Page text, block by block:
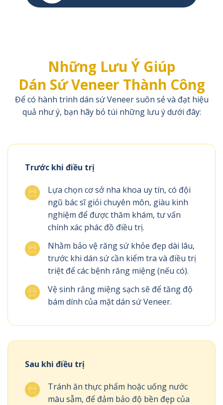
Những Lưu Ý Giúp
Dán Sứ Veneer Thành Công
Để có hành trình dán sứ Veneer suôn sẻ và đạt hiệu
quả như ý, bạn hãy bỏ túi những lưu ý dưới đây:
Trước khi điều trị
Lựa chọn cơ sở nha khoa uy tín, có đội
ngũ bác sĩ giỏi chuyên môn, giàu kinh
nghiệm để được thăm khám, tư vấn
chính xác phác đồ điều trị.
Nhằm bảo vệ răng sứ khỏe đẹp dài lâu,
trước khi dán sứ cần kiểm tra và điều trị
triệt để các bệnh răng miệng (nếu có).
Vệ sinh răng miệng sạch sẽ để tăng độ
bám dính của mặt dán sứ Veneer.
Sau khi điều trị
Tránh ăn thực phẩm hoặc uống nước
màu sẫm, để đảm bảo độ bền đẹp của